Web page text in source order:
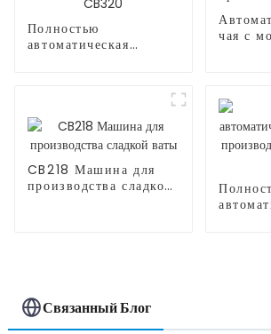
Полностью
автоматическая
чая с
CB218 Машина для
производства сладкой
Связанный Блог